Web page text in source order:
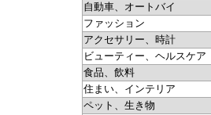
自動車、オートバイ
ファッション
アクセサリー、時計
ビューティー、ヘルスケア
食品、飲料
住まい、インテリア
ペット、生き物